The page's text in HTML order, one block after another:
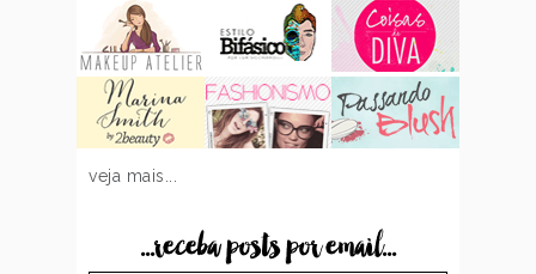
veja mais...
...receba posts por email...